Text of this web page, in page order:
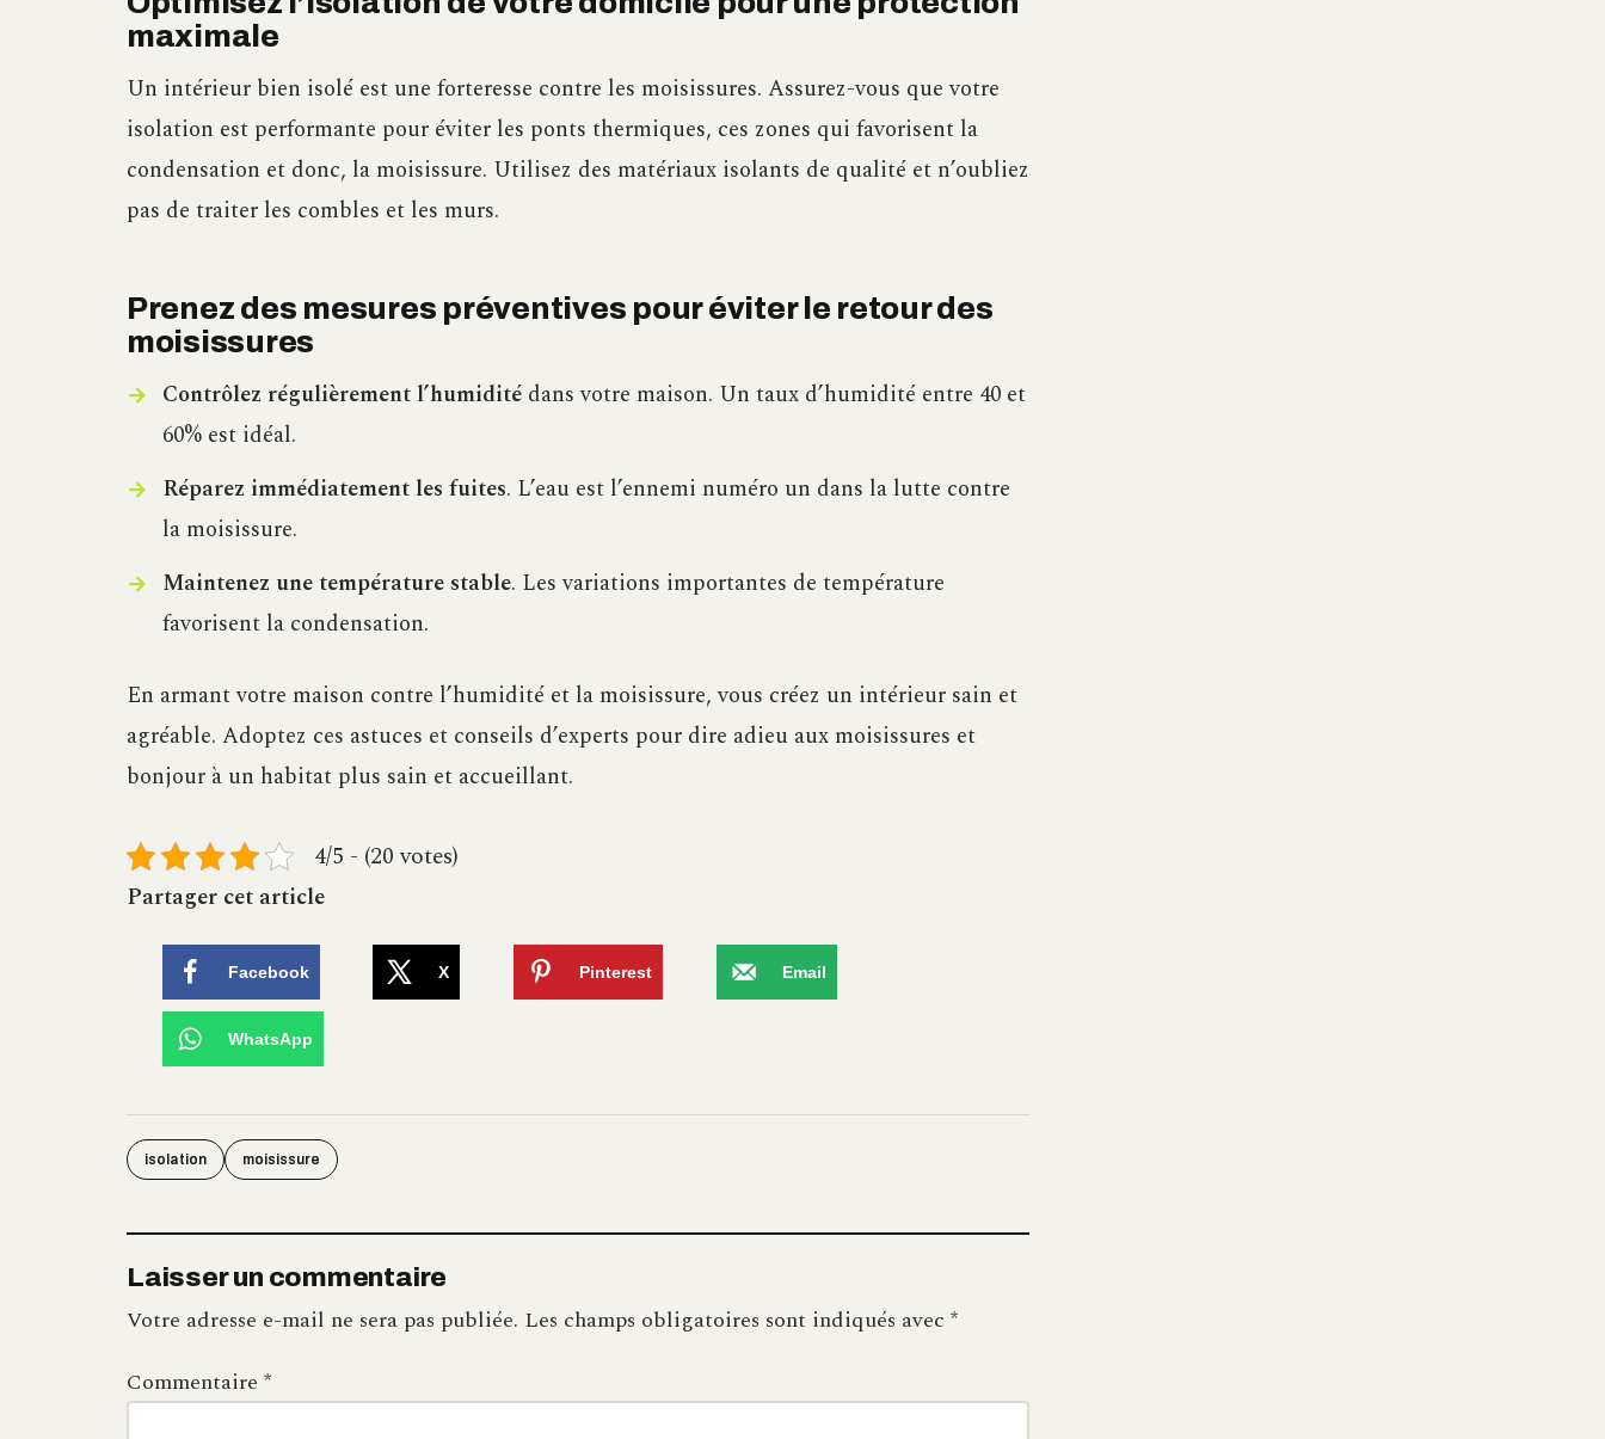
maximale
Un intérieur bien isolé est une forteresse contre les moisissures. Assurez-vous que votre
isolation est performante pour éviter les ponts thermiques, ces zones qui favorisent la
condensation et donc, la moisissure. Utilisez des matériaux isolants de qualité et n’oubliez
pas de traiter les combles et les murs.
Prenez des mesures préventives pour éviter le retour des
moisissures
Contrôlez régulièrement l’humiditédans votre maison. Un taux d’humidité entre 40 et
60% est idéal.
Réparez immédiatement les fuites. L’eau est l’ennemi numéro un dans la lutte contre
la moisissure.
Maintenez une température stable. Les variations importantes de température
favorisent la condensation.
En armant votre maison contre l’humidité et la moisissure, vous créez un intérieur sain et
agréable. Adoptez ces astuces et conseils d’experts pour dire adieu aux moisissures et
bonjour à un habitat plus sain et accueillant.
4/5 - (20 votes)
Partager cet article
Facebook X Pinterest Email
WhatsApp
isolation moisissure
Laisser un commentaire
Votre adresse e-mail ne sera pas publiée. Les champs obligatoires sont indiqués avec *
Commentaire *